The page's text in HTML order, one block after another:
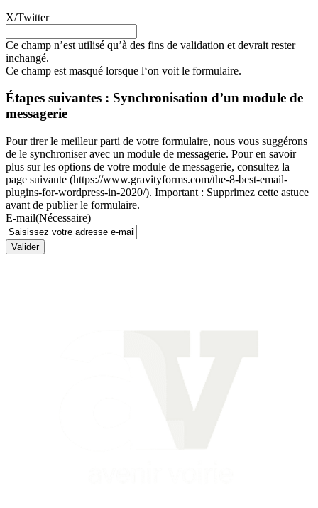
X/Twitter
Ce champ n’est utilisé qu’à des fins de validation et devrait rester
inchangé.
Ce champ est masqué lorsque l‘on voit le formulaire.
Étapes suivantes : Synchronisation d’un module de
messagerie
Pour tirer le meilleur parti de votre formulaire, nous vous suggérons
de le synchroniser avec un module de messagerie. Pour en savoir
plus sur les options de votre module de messagerie, consultez la
page suivante (https://www.gravityforms.com/the-8-best-email-
plugins-for-wordpress-in-2020/). Important : Supprimez cette astuce
avant de publier le formulaire.
E-mail(Nécessaire)
Valider